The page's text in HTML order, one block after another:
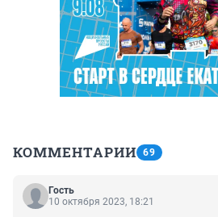
КОММЕНТАРИИ 69
Гость
10 октября 2023, 18:21